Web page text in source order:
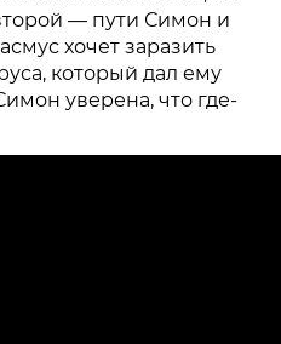
— пути Симон и
хочет заразить
который дал ему
уверена, что где-